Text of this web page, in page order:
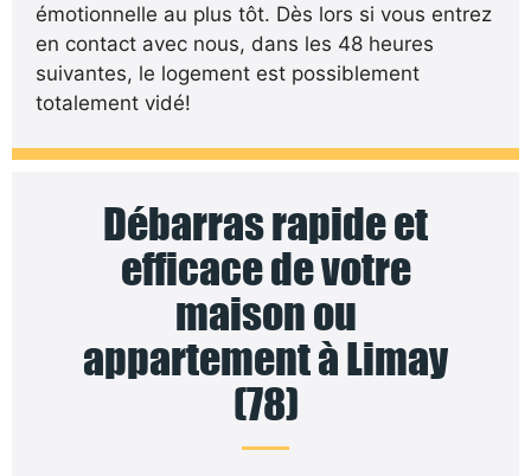
émotionnelle au plus tôt. Dès lors si vous entrez
en contact avec nous, dans les 48 heures
suivantes, le logement est possiblement
totalement vidé!
Débarras rapide et
efficace de votre
maison ou
appartement à Limay
(78)